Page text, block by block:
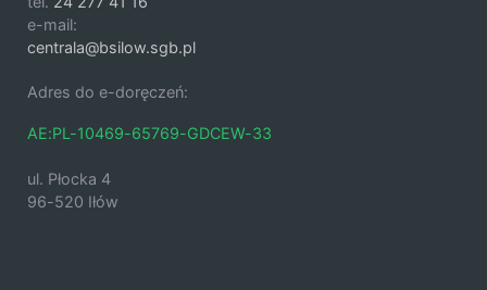
e-mail:
centrala@bsilow.sgb.pl
Adres do e-doręczeń:
AE:PL-10469-65769-GDCEW-33
ul. Płocka 4
96-520 Iłów